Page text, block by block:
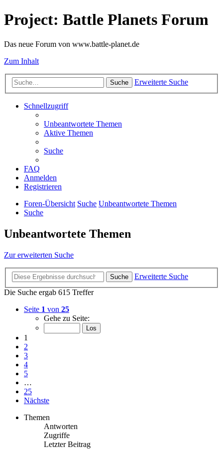
Project: Battle Planets Forum
Das neue Forum von www.battle-planet.de
Zum Inhalt
Suche Erweiterte Suche
Schnellzugriff
Unbeantwortete Themen
Aktive Themen
Suche
FAQ
Anmelden
Registrieren
Foren-Übersicht Suche Unbeantwortete Themen
Suche
Unbeantwortete Themen
Zur erweiterten Suche
Suche
Erweiterte Suche
Die Suche ergab 615 Treffer
Seite 1 von 25
Gehe zu Seite:
1
2
3
4
5
…
25
Nächste
Themen
Antworten
Zugriffe
Letzter Beitrag